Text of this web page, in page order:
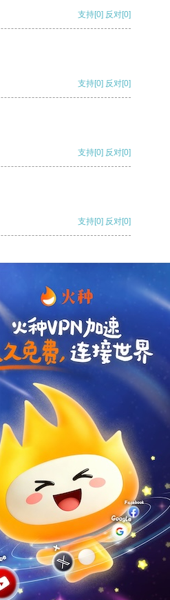
支持[0] 反对[0]
支持[0] 反对[0]
支持[0] 反对[0]
支持[0] 反对[0]
支持
支持[0] 反对[0]
支持[0] 反对[0]
旋风加速器
中心
银河加速器
加速器官网
荔枝加速器
速器 优云666 蜜蜂加速器